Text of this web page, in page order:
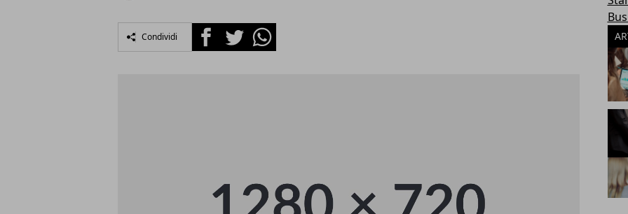
Condividi FacebookTwitterWhatsapp